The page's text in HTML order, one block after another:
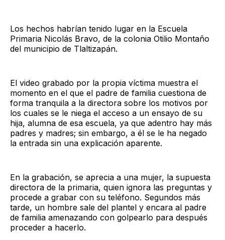
Los hechos habrían tenido lugar en la Escuela
Primaria Nicolás Bravo, de la colonia Otilio Montaño
del municipio de Tlaltizapán.
El video grabado por la propia víctima muestra el
momento en el que el padre de familia cuestiona de
forma tranquila a la directora sobre los motivos por
los cuales se le niega el acceso a un ensayo de su
hija, alumna de esa escuela, ya que adentro hay más
padres y madres; sin embargo, a él se le ha negado
la entrada sin una explicación aparente.
En la grabación, se aprecia a una mujer, la supuesta
directora de la primaria, quien ignora las preguntas y
procede a grabar con su teléfono. Segundos más
tarde, un hombre sale del plantel y encara al padre
de familia amenazando con golpearlo para después
proceder a hacerlo.